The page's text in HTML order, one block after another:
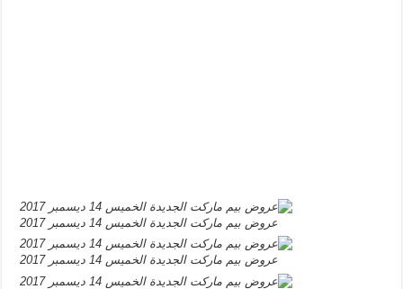
عروض بيم ماركت الجديدة الخميس 14 ديسمبر 2017
عروض بيم ماركت الجديدة الخميس 14 ديسمبر 2017